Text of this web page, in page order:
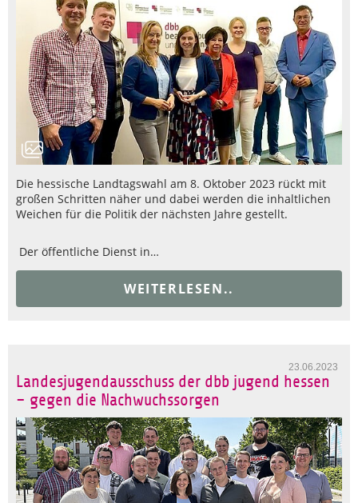
Die hessische Landtagswahl am 8. Oktober 2023 rückt mit
großen Schritten näher und dabei werden die inhaltlichen
Weichen für die Politik der nächsten Jahre gestellt.
Der öffentliche Dienst in…
WEITERLESEN..
23.06.2023
Landesjugendausschuss der dbb jugend hessen
– gegen die Nachwuchssorgen